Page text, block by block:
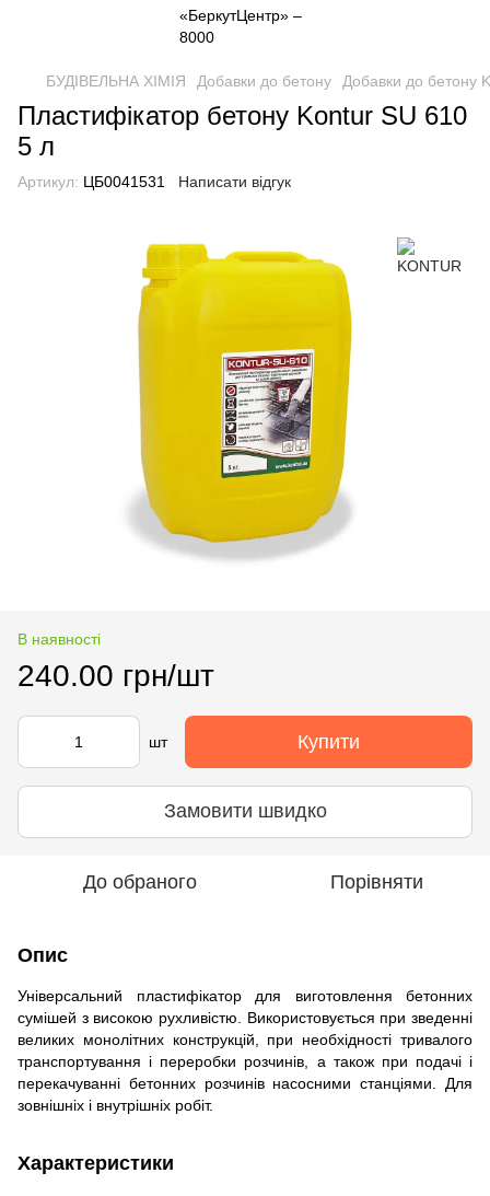
БУДІВЕЛЬНА ХІМІЯ Добавки до бетону Добавки до бетону
Пластифікатор бетону Kontur SU 610
5 л
Артикул: ЦБ0041531 Написати відгук
В наявності
240.00 грн/шт
шт Купити
Замовити швидко
До обраного Порівняти
Опис
Універсальний пластифікатор для виготовлення бетонних
сумішей з високою рухливістю. Використовується при зведенні
великих монолітних конструкцій, при необхідності тривалого
транспортування і переробки розчинів, а також при подачі і
перекачуванні бетонних розчинів насосними станціями. Для
зовнішніх і внутрішніх робіт.
Характеристики